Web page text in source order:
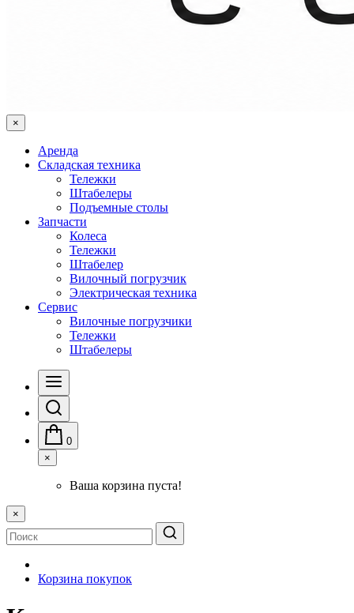
×
Аренда
Складская техника
Тележки
Штабелеры
Подъемные столы
Запчасти
Колеса
Тележки
Штабелер
Вилочный погрузчик
Электрическая техника
Сервис
Вилочные погрузчики
Тележки
Штабелеры
0
×
Ваша корзина пуста!
×
Корзина покупок